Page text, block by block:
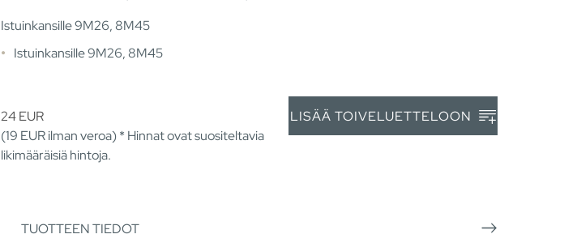
Istuinkansille 9M26, 8M45
Istuinkansille 9M26, 8M45
24EUR
(19 EURilman veroa) * Hinnat ovat suositeltavia
likimääräisiä hintoja.
LISÄÄ TOIVELUETTELOON
TUOTTEEN TIEDOT